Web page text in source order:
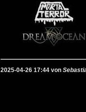
2025-04-26 17:44 von